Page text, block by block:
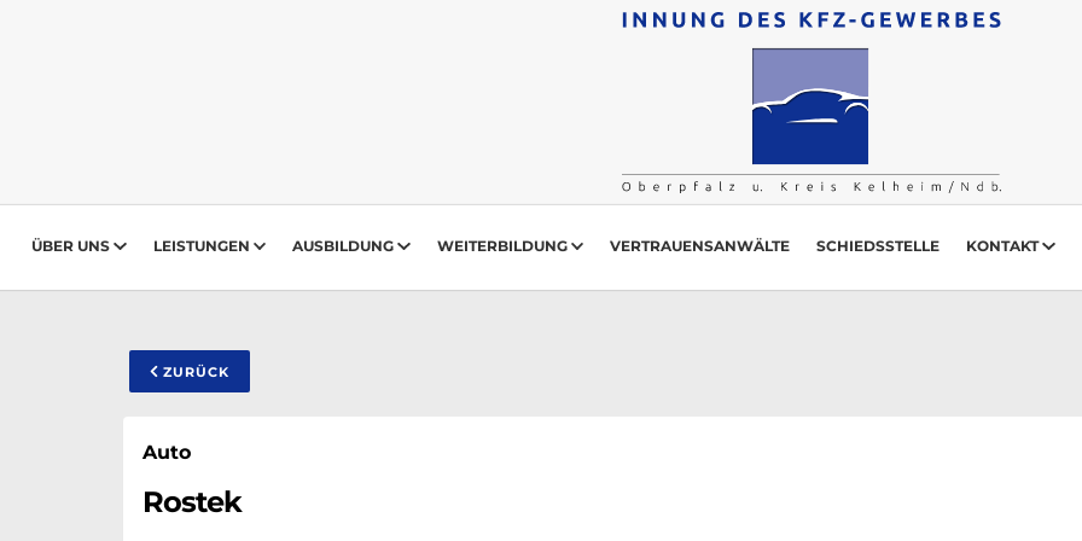
ÜBER UNS LEISTUNGEN AUSBILDUNG WEITERBILDUNG VERTRAUENSANWÄLTE SCHIEDSSTELLE KONTAKT
ZURÜCK
Auto
Rostek